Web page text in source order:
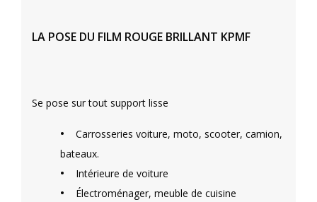
LA POSE DU FILM ROUGE BRILLANT KPMF
Se pose sur tout support lisse
• Carrosseries voiture, moto, scooter, camion,
bateaux.
• Intérieure de voiture
• Électroménager, meuble de cuisine